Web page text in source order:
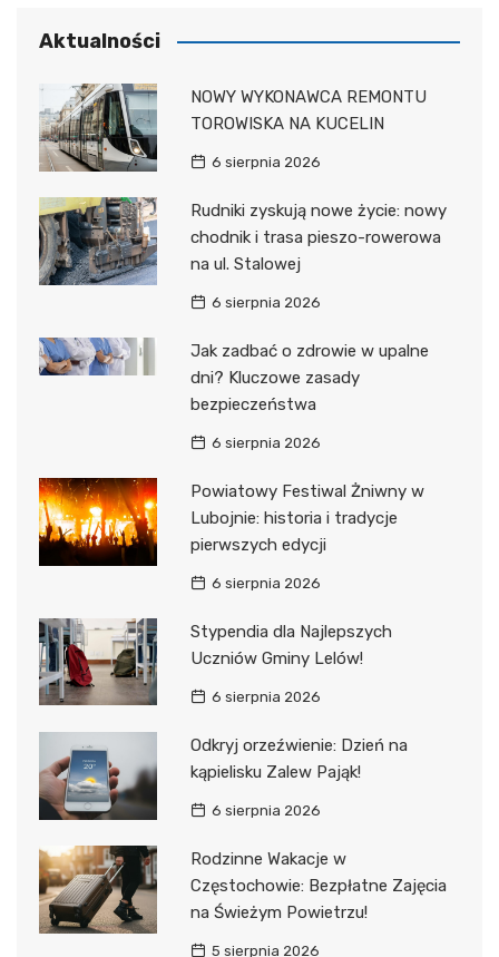
Aktualności
NOWY WYKONAWCA REMONTU
TOROWISKA NA KUCELIN
6 sierpnia 2026
Rudniki zyskują nowe życie: nowy
chodnik i trasa pieszo-rowerowa
na ul. Stalowej
6 sierpnia 2026
Jak zadbać o zdrowie w upalne
dni? Kluczowe zasady
bezpieczeństwa
6 sierpnia 2026
Powiatowy Festiwal Żniwny w
Lubojnie: historia i tradycje
pierwszych edycji
6 sierpnia 2026
Stypendia dla Najlepszych
Uczniów Gminy Lelów!
6 sierpnia 2026
Odkryj orzeźwienie: Dzień na
kąpielisku Zalew Pająk!
6 sierpnia 2026
Rodzinne Wakacje w
Częstochowie: Bezpłatne Zajęcia
na Świeżym Powietrzu!
5 sierpnia 2026